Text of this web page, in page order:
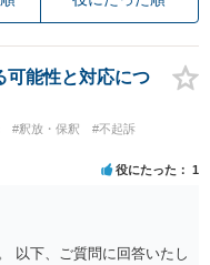
可能性と対応につ
#釈放・保釈
#不起訴
役にたった 1
以下、ご質問に回答いたし